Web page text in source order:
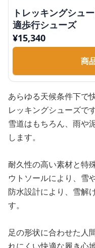
トレッキングシュ
適歩行シューズ
¥15,340
商
あらゆる天候条件下で
レッキングシューズです
雪道はもちろん、雨や
します。
耐久性の高い素材と特
ウトソールにより、雪
防水設計により、雪解
す。
足の形状に合わせた人